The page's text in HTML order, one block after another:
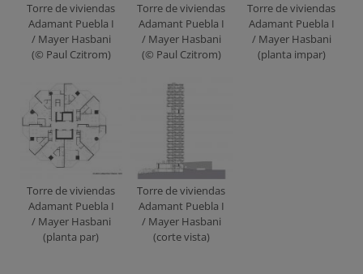
Torre de viviendas
Adamant Puebla I
/ Mayer Hasbani
(© Paul Czitrom)
Torre de viviendas
Adamant Puebla I
/ Mayer Hasbani
(© Paul Czitrom)
Torre de viviendas
Adamant Puebla I
/ Mayer Hasbani
(planta impar)
Torre de viviendas
Adamant Puebla I
/ Mayer Hasbani
(planta par)
Torre de viviendas
Adamant Puebla I
/ Mayer Hasbani
(corte vista)